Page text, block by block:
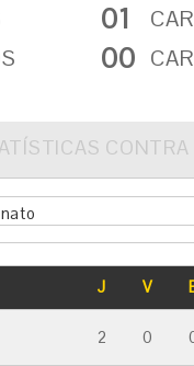
01
00
CONTRA
J V
2 0